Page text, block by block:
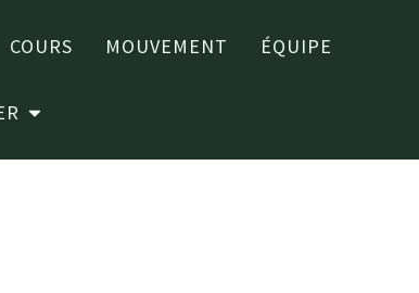
COURS MOUVEMENT ÉQUIPE
Conditions